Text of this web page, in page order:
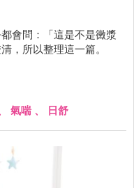
會問：「這是不是黴漿
，所以整理這一篇。
氣喘、 日舒